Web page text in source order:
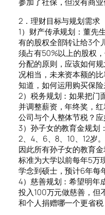
参加了社保，但没有商业
2．理财目标与规划需求
1）财产传承规划：董先
有的股权全部转让给3个
须占有50%以上的股权
分配的原则，应该如何
况相当，未来资本额的
知道，如何运用购买保
2）税务规划：如果把门
并调整薪资，年终奖，
公司与个人整体节税？应
3）孙子女的教育金规划
2、4、6、8、10、12岁
因此所有孙子女的教育
标准为大学以前每年5万
学念到硕士，预计6年每
4）慈善规划：希望明年
投入100万元做慈善，但
和个人捐赠哪一个更省税